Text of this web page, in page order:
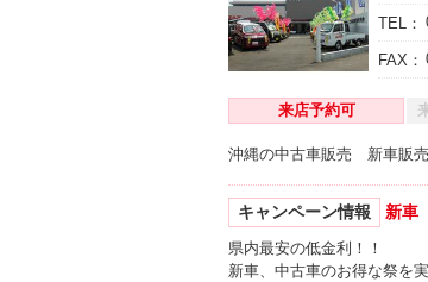
TEL：
FAX：
来店予約可
沖縄の中古車販売 新車販
キャンペーン情報 新車
県内最安の低金利！！
新車、中古車のお得な祭を